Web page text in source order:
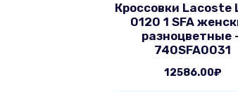
Кроссовки Lacoste
0120 1 SFA
разноцветные
740SFA0031
12586.00₽